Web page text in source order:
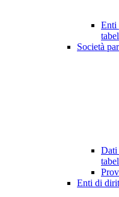
Enti
Società
Dati
Enti di